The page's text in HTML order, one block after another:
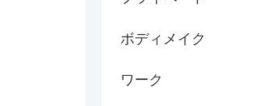
ボディメイク
ワーク